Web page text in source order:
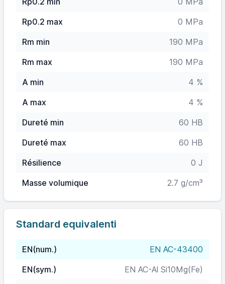
Rp0.2 max
0 MPa
Rm min
190 MPa
Rm max
190 MPa
A min
4 %
A max
4 %
Dureté min
60 HB
Dureté max
60 HB
Résilience
0 J
Masse volumique
2.7 g/cm³
Standard equivalenti
EN(num.)
EN AC-43400
EN(sym.)
EN AC-Al Si10Mg(Fe)